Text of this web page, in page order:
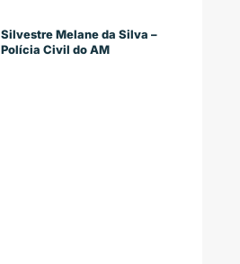
Silvestre Melane da Silva –
Polícia Civil do AM